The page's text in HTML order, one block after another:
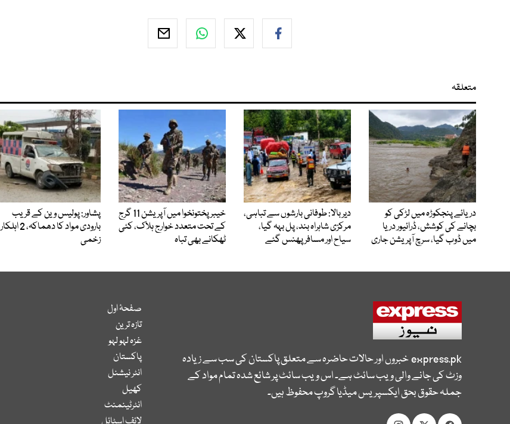
متعلقہ
دریائے پنجکوڑہ میں لڑکی کو
بچانے کی کوشش، ڈرائیور دریا
میں ڈوب گیا، سرچ آپریشن جاری
دیر بالا: طوفانی بارشوں سے تباہی،
مرکزی شاہراہ بند، پل بہہ گیا،
سیاح اور مسافر پھنس گئے
خیبر پختونخوا میں آپریشن 11 گرج
کے تحت متعدد خوارج ہلاک، کئی
ٹھکانے بھی تباہ
پشاور: پولیس وین کے قریب
بارودی مواد کا دھماکہ، 2 اہلکار
زخمی
express.pkخبروں اور حالات حاضرہ سے متعلق پاکستان کی سب سے زیادہ
وزٹ کی جانے والی ویب سائٹ ہے۔ اس ویب سائٹ پر شائع شدہ تمام مواد کے
جملہ حقوق بحق ایکسپریس میڈیا گروپ محفوظ ہیں۔
صفحۂ اول
تازہ ترین
غزہ لہو لہو
پاکستان
انٹر نیشنل
کھیل
انٹرٹینمنٹ